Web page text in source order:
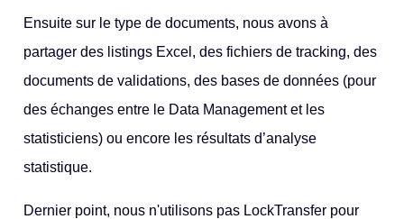
Ensuite sur le type de documents, nous avons à
partager des listings Excel, des fichiers de tracking, des
documents de validations, des bases de données (pour
des échanges entre le Data Management et les
statisticiens) ou encore les résultats d’analyse
statistique.
Dernier point, nous n'utilisons pas LockTransfer pour